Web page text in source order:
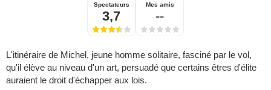
Spectateurs
3,7
Mes amis
--
L'itinéraire de Michel, jeune homme solitaire, fasciné par le vol,
qu'il élève au niveau d'un art, persuadé que certains êtres d'élite
auraient le droit d'échapper aux lois.